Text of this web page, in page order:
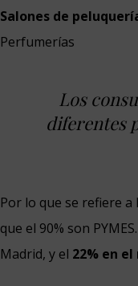
Salones de
Perfumerías
Los
diferentes
Por lo que se refiere a
que el 90% son PYMES.
Madrid, y el 22% en